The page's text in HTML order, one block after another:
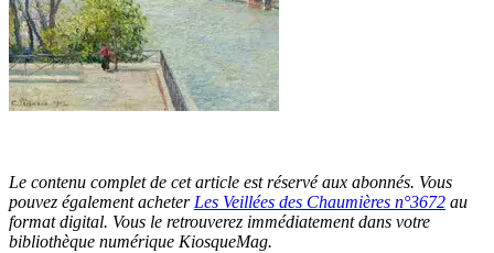
Le contenu complet de cet article est réservé aux abonnés. Vous
pouvez également acheter Les Veillées des Chaumières n°3672 au
format digital. Vous le retrouverez immédiatement dans votre
bibliothèque numérique KiosqueMag.